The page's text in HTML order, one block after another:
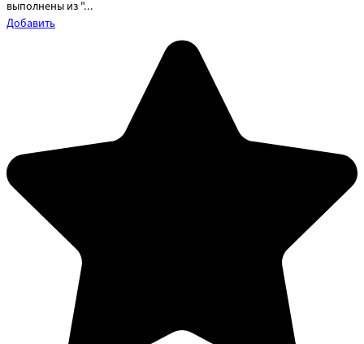
выполнены из "...
Добавить